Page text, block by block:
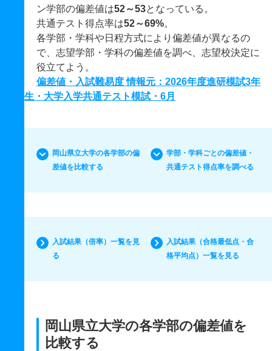
ン学部の偏差値は52～53となっている。
共通テスト得点率は52～69%。
各学部・学科や日程方式により偏差値が異なるの
で、志望学部・学科の偏差値を調べ、志望校決定に
役立てよう。
偏差値・入試難易度 情報元：2026年度進研模試3年
生・大学入学共通テスト模試・6月
岡山県立大学の各学部の偏
差値を比較する
学部・学科ごとの偏差値・
共通テスト得点率を調べる
入試結果（倍率）一覧を見
る
入試結果（合格最低点・合
格平均点）一覧を見る
岡山県立大学の各学部の偏差値を
比較する